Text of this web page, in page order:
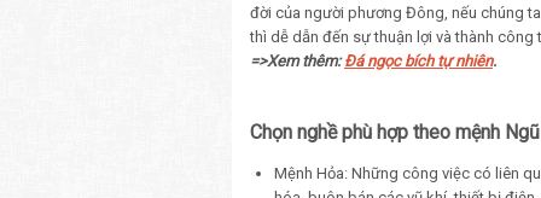
đời của người phương Đông, nếu chúng
thì dễ dẫn đến sự thuận lợi và thành công
=>Xem thêm:Đá ngọc bích tự nhiên.
Chọn nghề phù hợp theo mệnh
Mệnh Hỏa: Những công việc có liên